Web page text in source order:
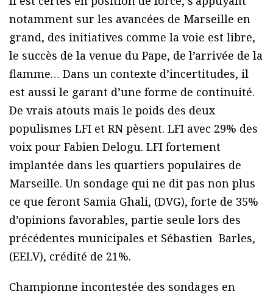
notamment sur les avancées de Marseille en
grand, des initiatives comme la voie est libre,
le succès de la venue du Pape, de l’arrivée de la
flamme… Dans un contexte d’incertitudes, il
est aussi le garant d’une forme de continuité.
De vrais atouts mais le poids des deux
populismes LFI et RN pèsent. LFI avec 29% des
voix pour Fabien Delogu. LFI fortement
implantée dans les quartiers populaires de
Marseille. Un sondage qui ne dit pas non plus
ce que feront Samia Ghali, (DVG), forte de 35%
d’opinions favorables, partie seule lors des
précédentes municipales et Sébastien Barles,
(EELV), crédité de 21%.
Championne incontestée des sondages en